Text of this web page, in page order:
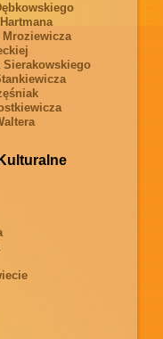
Sierakowskiego